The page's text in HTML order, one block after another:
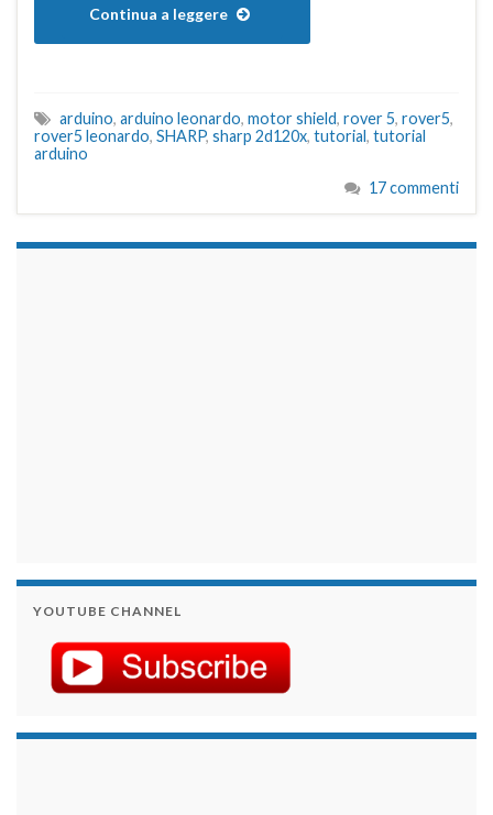
Continua a leggere
arduino, arduino leonardo, motor shield, rover 5, rover5,
rover5 leonardo, SHARP, sharp 2d120x, tutorial, tutorial
arduino
17 commenti
YOUTUBE CHANNEL